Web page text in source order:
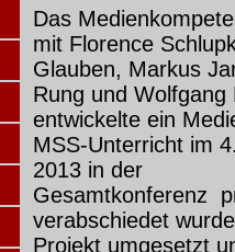
Das
mit Florence
Glauben, Markus
Rung und Wolfgang
entwickelte ein
MSS-Unterricht im
2013 in der
Gesamtkonferenz
verabschiedet
Projekt umgesetzt